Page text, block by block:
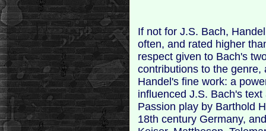
If not for J.S. Bach,
often, and rated higher
respect given to Bach's
contributions to the
Handel's fine work: a
influenced J.S. Bach's
Passion play by Barthold
18th century Germany,